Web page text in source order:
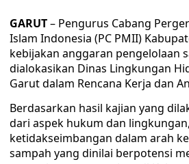
GARUT– Pengurus Cabang
Islam Indonesia (PC PMII)
kebijakan anggaran pengelolaan
dialokasikan Dinas Lingkungan
Garut dalam Rencana Kerja dan
Berdasarkan hasil kajian yang
dari aspek hukum dan
ketidakseimbangan dalam arah
sampah yang dinilai berpotensi